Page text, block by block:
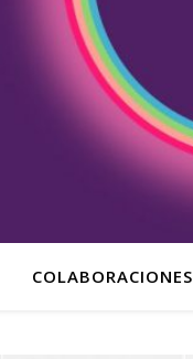
COLABORACIONES